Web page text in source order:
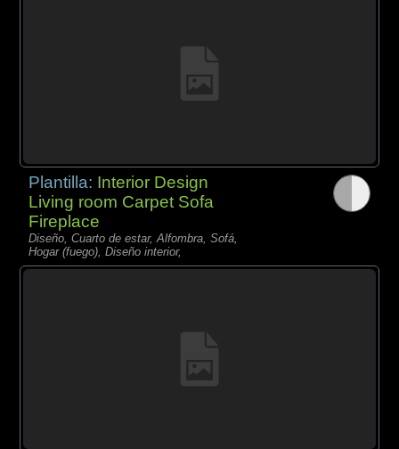
Plantilla: Interior Design
Living room Carpet Sofa
Fireplace
Diseño, Cuarto de estar, Alfombra, Sofá,
Hogar (fuego), Diseño interior,